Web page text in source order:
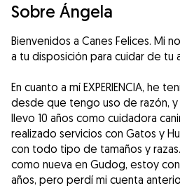
Sobre Ángela
Bienvenidos a Canes Felices. Mi
a tu disposición para cuidar de tu
En cuanto a mí EXPERIENCIA, he
desde que tengo uso de razón,
llevo 10 años como cuidadora
realizado servicios con Gatos y
con todo tipo de tamaños y
como nueva en Gudog, estoy
años, pero perdí mi cuenta